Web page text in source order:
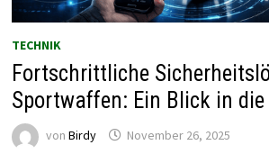
TECHNIK
Fortschrittliche
Sportwaffen: Ein Blick in
von Birdy November 26, 2025